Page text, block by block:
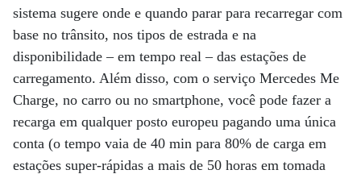
sistema sugere onde e quando parar para recarregar com
base no trânsito, nos tipos de estrada e na
disponibilidade – em tempo real – das estações de
carregamento. Além disso, com o serviço Mercedes Me
Charge, no carro ou no smartphone, você pode fazer a
recarga em qualquer posto europeu pagando uma única
conta (o tempo vaia de 40 min para 80% de carga em
estações super-rápidas a mais de 50 horas em tomada